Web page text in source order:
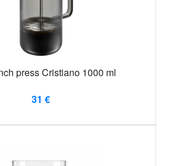
press Cristiano 1000 ml
31 €